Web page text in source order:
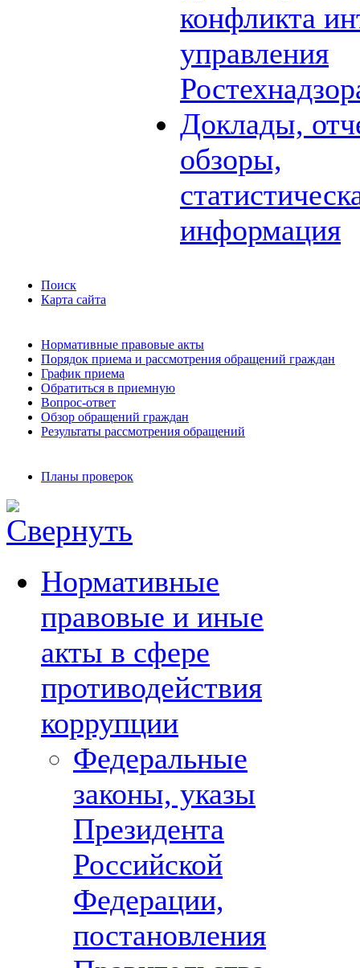
конфликта
управления
Доклады,
обзоры,
информация
Поиск
Карта сайта
Нормативные правовые акты
Порядок приема и рассмотрения обращений граждан
График приема
Обратиться в приемную
Вопрос-ответ
Обзор обращений граждан
Результаты рассмотрения обращений
Планы проверок
Нормативные
правовые и иные
акты в сфере
противодействия
коррупции
Федеральные
законы, указы
Президента
Российской
Федерации,
постановления